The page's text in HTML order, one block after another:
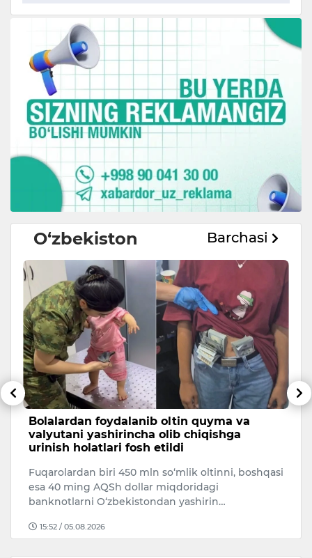
O‘zbekiston Barchasi
Bolalardan foydalanib oltin quyma va
valyutani yashirincha olib chiqishga
urinish holatlari fosh etildi
Fuqarolardan biri 450 mln so‘mlik oltinni, boshqasi
esa 40 ming AQSh dollar miqdoridagi
banknotlarni O‘zbekistondan yashirin…
15:52 / 05.08.2026